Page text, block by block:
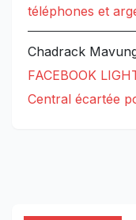
téléphones et
Chadrack
FACEBOOK
Central écartée